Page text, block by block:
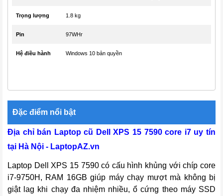
Trọng lượng 1.8 kg
Pin 97WHr
Hệ điều hành Windows 10 bản quyền
Đặc điểm nổi bật
Địa chỉ bán Laptop cũ Dell XPS 15 7590 core i7 uy tín
tại Hà Nội - LaptopAZ.vn
Laptop Dell XPS 15 7590 có cấu hình khủng với chíp core
i7-9750H, RAM 16GB giúp máy chạy mượt mà không bị
giật lag khi chạy đa nhiệm nhiều, ổ cứng theo máy SSD